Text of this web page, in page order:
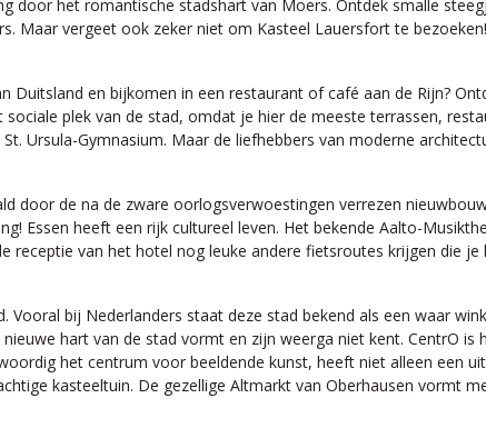
door het romantische stadshart van Moers. Ontdek smalle
Maar vergeet ook zeker niet om Kasteel Lauersfort te bezoeken!
Duitsland en bijkomen in een restaurant of café aan de Rijn?
plek van de stad, omdat je hier de meeste terrassen,
Ursula-Gymnasium. Maar de liefhebbers van moderne
door de na de zware oorlogsverwoestingen verrezen
Essen heeft een rijk cultureel leven. Het bekende Aalto-
receptie van het hotel nog leuke andere fietsroutes krijgen die
Vooral bij Nederlanders staat deze stad bekend als een waar
hart van de stad vormt en zijn weerga niet kent. CentrO
het centrum voor beeldende kunst, heeft niet alleen
kasteeltuin. De gezellige Altmarkt van Oberhausen vormt